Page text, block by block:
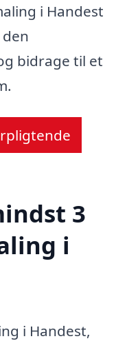
i Handest
bidrage til et
3
i
i Handest,